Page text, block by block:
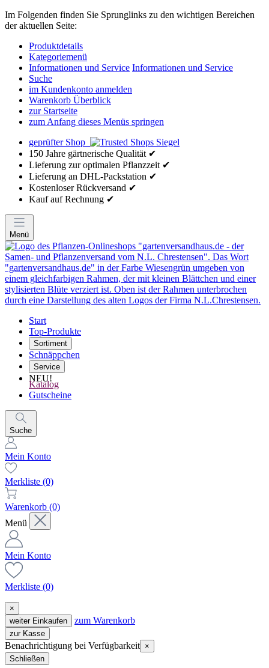
Im Folgenden finden Sie Sprunglinks zu den wichtigen Bereichen
der aktuellen Seite:
Produktdetails
Kategoriemenü
Informationen und Service Informationen und Service
Suche
im Kundenkonto anmelden
Warenkorb Überblick
zur Startseite
zum Anfang dieses Menüs springen
geprüfter Shop
150 Jahre gärtnerische Qualität ✔
Lieferung zur optimalen Pflanzzeit ✔
Lieferung an DHL-Packstation ✔
Kostenloser Rückversand ✔
Kauf auf Rechnung ✔
Menü
Start
Top-Produkte
Sortiment
Schnäppchen
Service
NEU!
Katalog
Gutscheine
Suche
Mein Konto
Merkliste (0)
Warenkorb (0)
Menü
Mein Konto
Merkliste (0)
×
weiter Einkaufen
zum Warenkorb
zur Kasse
Benachrichtigung bei Verfügbarkeit ×
Schließen